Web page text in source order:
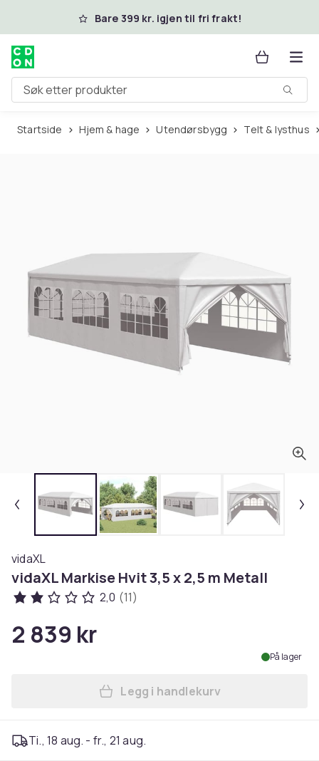
Hopp til hovedinnholdBare 399 kr. igjen til fri frakt!
Søk etter produkter
Startside Hjem & hage Utendørsbygg Telt & lysthus
vidaXL
vidaXL Markise Hvit 3,5 x 2,5 m Metall
2,0 (11)
2 839 kr
På lager
Legg vidaXL Markise Hvit
Legg i handlekurv
Ti., 18 aug. - fr., 21 aug.